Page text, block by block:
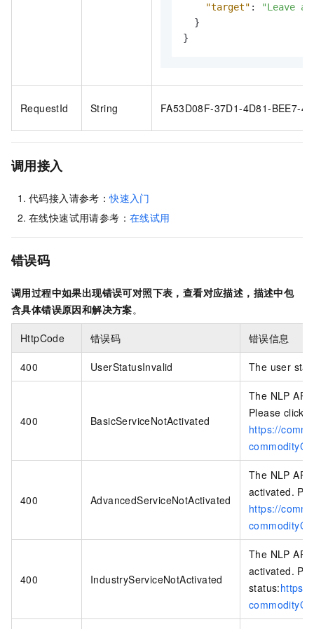
"target" :
"Leave a
}
}
RequestId String FA53D08F-37D1-4D81-BEE7-
调用接入
代码接入请参考：快速入门
在线快速试用请参考： 在线试用
错误码
调用过程中如果出现错误可对照下表，查看对应描述，描述中包
含具体错误原因和解决方案。
HttpCode 错误码 错误信息
400 UserStatusInvalid The user
400 BasicServiceNotActivated
The NLP API
Please click
https://
400 AdvancedServiceNotActivated
The NLP API
activated.
https://
400 IndustryServiceNotActivated
The NLP API
activated.
status: